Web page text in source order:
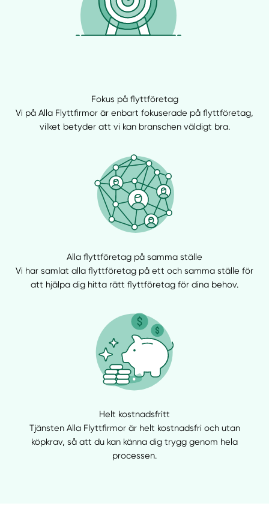
Fokus på flyttföretag
Vi på Alla Flyttfirmor är enbart fokuserade på flyttföretag,
vilket betyder att vi kan branschen väldigt bra.
Alla flyttföretag på samma ställe
Vi har samlat alla flyttföretag på ett och samma ställe för
att hjälpa dig hitta rätt flyttföretag för dina behov.
Helt kostnadsfritt
Tjänsten Alla Flyttfirmor är helt kostnadsfri och utan
köpkrav, så att du kan känna dig trygg genom hela
processen.